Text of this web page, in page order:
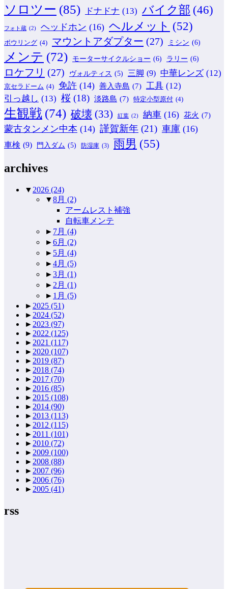
ソロツー (85) ドナドナ (13) バイク部 (46)
フォト蔵 (2) ヘッドホン (16) ヘルメット (52)
ボウリング (4) マウントアダプター (27) ミシン (6)
メンテ (72) モーターサイクルショー (6) ラリー (6)
ロケフリ (27) ヴォルティス (5) 三脚 (9) 中華レンズ (12)
京セラドーム (4) 免許 (14) 善入寺島 (7) 工具 (12)
引っ越し (13) 桜 (18) 淡路島 (7) 特定小型原付 (4)
生観戦 (74) 破壊 (33) 紅葉 (2) 納車 (16) 花火 (7)
蒙古タンメン中本 (14) 謹賀新年 (21) 車庫 (16)
車検 (9) 門入ダム (5) 防湿庫 (3) 雨男 (55)
archives
▼ 2026 (24)
▼8月 (2)
アームレスト補強
自転車メンテ
► 7月 (4)
►6月 (2)
► 5月 (4)
►4月 (5)
►3月 (1)
► 2月 (1)
► 1月 (5)
► 2025 (51)
► 2024 (52)
► 2023 (97)
► 2022 (125)
► 2021 (117)
► 2020 (107)
► 2019 (87)
► 2018 (74)
► 2017 (70)
► 2016 (85)
► 2015 (108)
► 2014 (90)
► 2013 (113)
► 2012 (115)
► 2011 (101)
► 2010 (72)
► 2009 (100)
► 2008 (88)
► 2007 (96)
► 2006 (76)
► 2005 (41)
rss